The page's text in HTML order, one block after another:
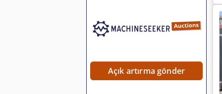
Açık artırma gönder